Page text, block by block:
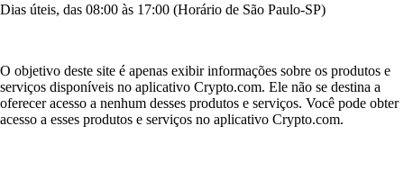
Dias úteis, das 08:00 às 17:00 (Horário de São Paulo-SP)
O objetivo deste site é apenas exibir informações sobre os produtos e
serviços disponíveis no aplicativo Crypto.com. Ele não se destina a
oferecer acesso a nenhum desses produtos e serviços. Você pode obter
acesso a esses produtos e serviços no aplicativo Crypto.com.